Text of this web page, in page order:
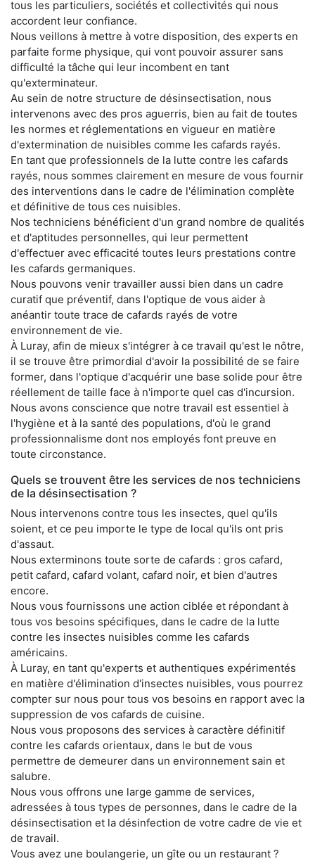
tous les particuliers, sociétés et collectivités qui nous
accordent leur confiance.
Nous veillons à mettre à votre disposition, des experts en
parfaite forme physique, qui vont pouvoir assurer sans
difficulté la tâche qui leur incombent en tant
qu'exterminateur.
Au sein de notre structure de désinsectisation, nous
intervenons avec des pros aguerris, bien au fait de toutes
les normes et réglementations en vigueur en matière
d'extermination de nuisibles comme les cafards rayés.
En tant que professionnels de la lutte contre les cafards
rayés, nous sommes clairement en mesure de vous fournir
des interventions dans le cadre de l'élimination complète
et définitive de tous ces nuisibles.
Nos techniciens bénéficient d'un grand nombre de qualités
et d'aptitudes personnelles, qui leur permettent
d'effectuer avec efficacité toutes leurs prestations contre
les cafards germaniques.
Nous pouvons venir travailler aussi bien dans un cadre
curatif que préventif, dans l'optique de vous aider à
anéantir toute trace de cafards rayés de votre
environnement de vie.
À Luray, afin de mieux s'intégrer à ce travail qu'est le nôtre,
il se trouve être primordial d'avoir la possibilité de se faire
former, dans l'optique d'acquérir une base solide pour être
réellement de taille face à n'importe quel cas d'incursion.
Nous avons conscience que notre travail est essentiel à
l'hygiène et à la santé des populations, d'où le grand
professionnalisme dont nos employés font preuve en
toute circonstance.
Quels se trouvent être les services de nos techniciens
de la désinsectisation ?
Nous intervenons contre tous les insectes, quel qu'ils
soient, et ce peu importe le type de local qu'ils ont pris
d'assaut.
Nous exterminons toute sorte de cafards : gros cafard,
petit cafard, cafard volant, cafard noir, et bien d'autres
encore.
Nous vous fournissons une action ciblée et répondant à
tous vos besoins spécifiques, dans le cadre de la lutte
contre les insectes nuisibles comme les cafards
américains.
À Luray, en tant qu'experts et authentiques expérimentés
en matière d'élimination d'insectes nuisibles, vous pourrez
compter sur nous pour tous vos besoins en rapport avec la
suppression de vos cafards de cuisine.
Nous vous proposons des services à caractère définitif
contre les cafards orientaux, dans le but de vous
permettre de demeurer dans un environnement sain et
salubre.
Nous vous offrons une large gamme de services,
adressées à tous types de personnes, dans le cadre de la
désinsectisation et la désinfection de votre cadre de vie et
de travail.
Vous avez une boulangerie, un gîte ou un restaurant ?